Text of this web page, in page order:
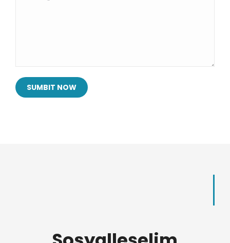
SUMBIT NOW